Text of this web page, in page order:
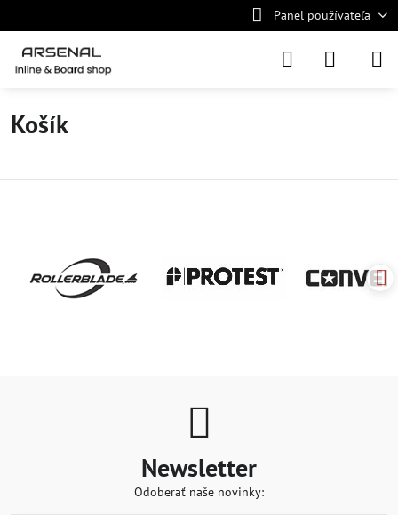
Panel používateľa
Košík
Newsletter
Odoberať naše novinky: